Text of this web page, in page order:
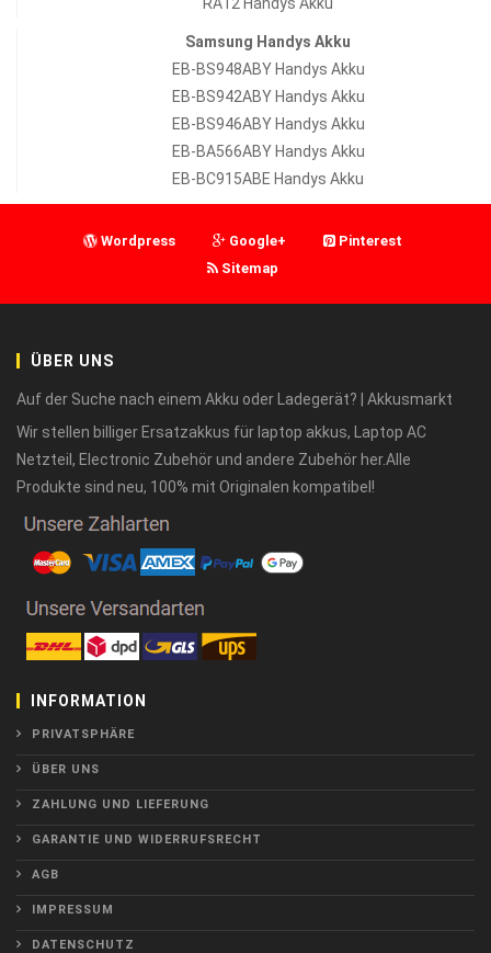
Samsung Handys Akku
EB-BS948ABY Handys Akku
EB-BS942ABY Handys Akku
EB-BS946ABY Handys Akku
EB-BA566ABY Handys Akku
EB-BC915ABE Handys Akku
Wordpress Google+
Pinterest
Sitemap
ÜBER UNS
Auf der Suche nach einem Akku oder Ladegerät? | Akkusmarkt
Wir stellen billiger Ersatzakkus für laptop akkus, Laptop AC
Netzteil, Electronic Zubehör und andere Zubehör her.Alle
Produkte sind neu, 100% mit Originalen kompatibel!
INFORMATION
PRIVATSPHÄRE
ÜBER UNS
ZAHLUNG UND LIEFERUNG
GARANTIE UND WIDERRUFSRECHT
AGB
IMPRESSUM
DATENSCHUTZ